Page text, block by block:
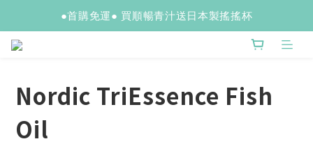
●首購免運● 買順暢青汁送日本製搖搖杯
Nordic TriEssence Fish
Oil